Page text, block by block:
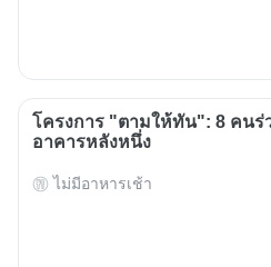
โครงการ "ตามให้ทัน": 8 คนร่
อาคารหลังหนึ่ง
ไม่มีอาหารเช้า